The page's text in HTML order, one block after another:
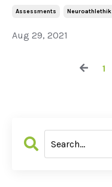
Assessments Neuroathlethik
Aug 29, 2021
1